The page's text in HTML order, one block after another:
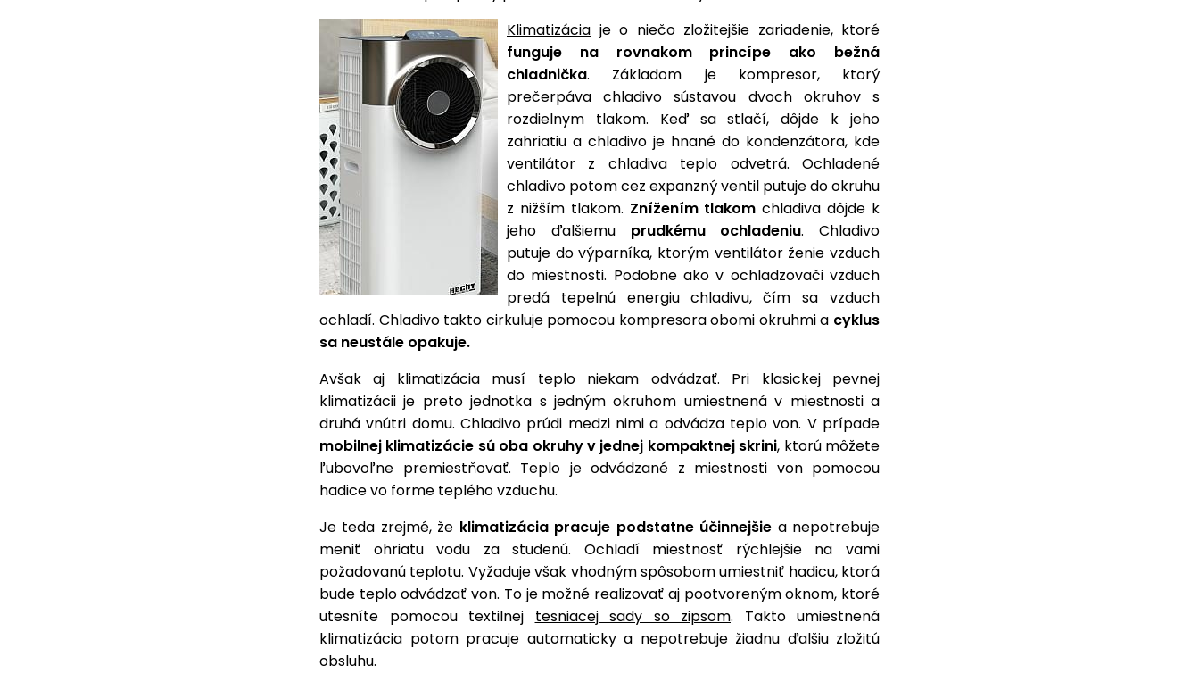
Klimatizácia je o niečo zložitejšie zariadenie, ktoré
funguje na rovnakom princípe ako bežná
chladnička. Základom je kompresor, ktorý
prečerpáva chladivo sústavou dvoch okruhov s
rozdielnym tlakom. Keď sa stlačí, dôjde k jeho
zahriatiu a chladivo je hnané do kondenzátora, kde
ventilátor z chladiva teplo odvetrá. Ochladené
chladivo potom cez expanzný ventil putuje do okruhu
z nižším tlakom. Znížením tlakom chladiva dôjde k
jeho ďalšiemu prudkému ochladeniu. Chladivo
putuje do výparníka, ktorým ventilátor ženie vzduch
do miestnosti. Podobne ako v ochladzovači vzduch
predá tepelnú energiu chladivu, čím sa vzduch
ochladí. Chladivo takto cirkuluje pomocou kompresora obomi okruhmi a cyklus
sa neustále opakuje.
Avšak aj klimatizácia musí teplo niekam odvádzať. Pri klasickej pevnej
klimatizácii je preto jednotka s jedným okruhom umiestnená v miestnosti a
druhá vnútri domu. Chladivo prúdi medzi nimi a odvádza teplo von. V prípade
mobilnej klimatizácie sú oba okruhy v jednej kompaktnej skrini, ktorú môžete
ľubovoľne premiestňovať. Teplo je odvádzané z miestnosti von pomocou
hadice vo forme teplého vzduchu.
Je teda zrejmé, že klimatizácia pracuje podstatne účinnejšie a nepotrebuje
meniť ohriatu vodu za studenú. Ochladí miestnosť rýchlejšie na vami
požadovanú teplotu. Vyžaduje však vhodným spôsobom umiestniť hadicu, ktorá
bude teplo odvádzať von. To je možné realizovať aj pootvoreným oknom, ktoré
utesníte pomocou textilnej tesniacej sady so zipsom. Takto umiestnená
klimatizácia potom pracuje automaticky a nepotrebuje žiadnu ďalšiu zložitú
obsluhu.